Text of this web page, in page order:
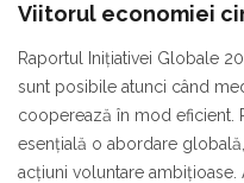
Viitorul economiei
Raportul Inițiativei Globale
sunt posibile atunci când
cooperează în mod eficient.
esențială o abordare
acțiuni voluntare ambițioase.